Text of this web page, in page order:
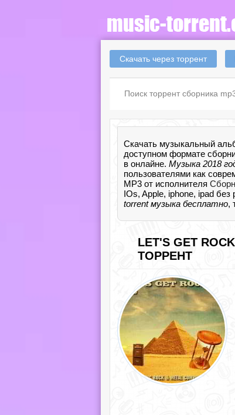
Скачать через торрент
Скачать музыкальный
доступном формате
в онлайне. Музыка 2018
пользователями как
MP3 от исполнителя
IOs, Apple, iphone, ipad без
torrent музыка бесплатно,
LET'S GET
ТОРРЕНТ